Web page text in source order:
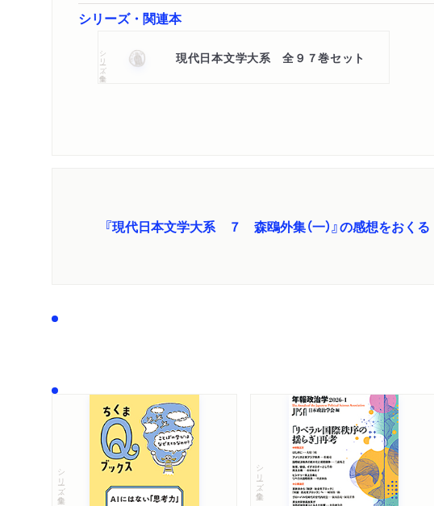
シリーズ・関連本
シリーズ・全集 現代日本文学大系 全９７巻セット
『現代日本文学大系 ７ 森鴎外集（一）』の感想をおくる
シリーズ・全集 シリーズ・全集